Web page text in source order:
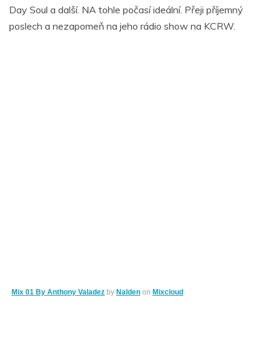
Day Soul a další. NA tohle počasí ideální. Přeji příjemný
poslech a nezapomeň na jeho rádio show na KCRW.
Mix 01 By Anthony Valadez by Nalden on Mixcloud